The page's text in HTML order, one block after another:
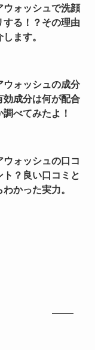
ウォッシュで洗顔
する！？その理由
ます。
ウォッシュの成分
効成分は何が配合
べてみたよ！
ウォッシュの口コ
ト？良い口コミと
かった実力。